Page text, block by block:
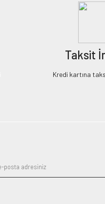
Taksit
Kredi kartına